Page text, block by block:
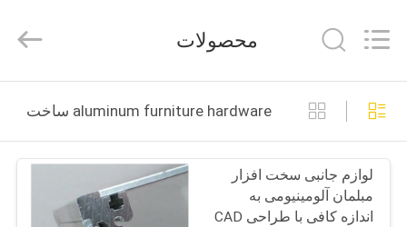
صفحه
اصلی
محصولات
Display
Shelves
Rights
محصولات
aluminum furniture hardware ساخت آنلاین
لوازم جانبی سخت افزار
مبلمان آلومینیومی به
اندازه کافی با طراحی CAD